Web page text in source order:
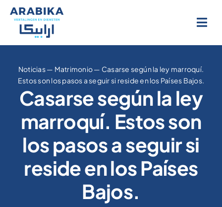
contenido
Noticias— Matrimonio— Casarse según la ley marroquí.
Estos son los pasos a seguir si reside en los Países Bajos.
Casarse según la ley
marroquí. Estos son
los pasos a seguir si
reside en los Países
Bajos.